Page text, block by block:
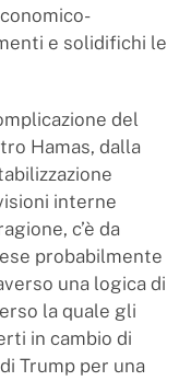
e solidifichi le
del
Hamas, dalla
interne
c’è da
probabilmente
una logica di
la quale gli
in cambio di
Trump per una